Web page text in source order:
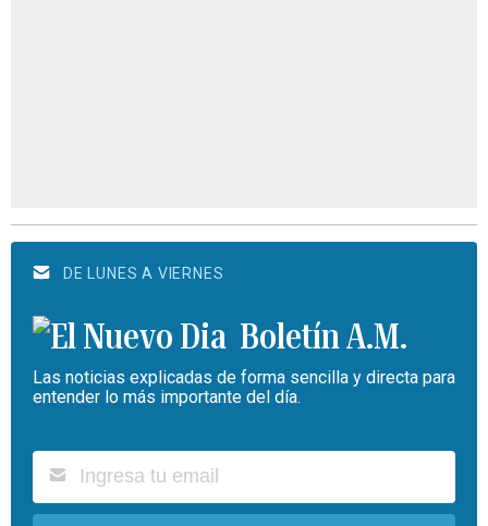
DE LUNES A VIERNES
Boletín A.M.
Las noticias explicadas de forma sencilla y directa para
entender lo más importante del día.